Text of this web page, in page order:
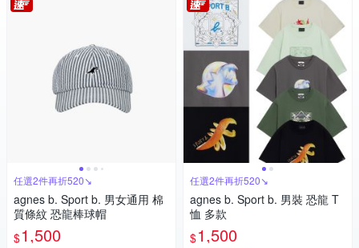
任選2件再折520↘
agnes b. Sport b. 男女通用 棉
質條紋 恐龍棒球帽
$1,500
任選2件再折520↘
agnes b. Sport b. 男裝 恐龍 T
恤 多款
$1,500